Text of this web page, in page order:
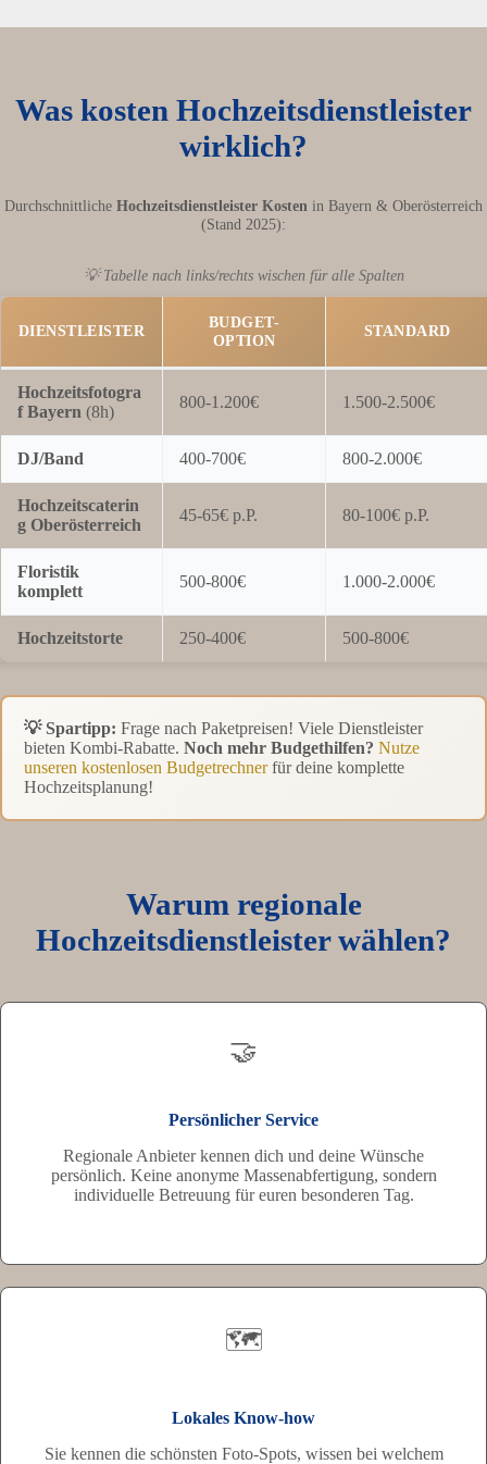
Was kosten Hochzeitsdienstleister
wirklich?
Durchschnittliche Hochzeitsdienstleister Kosten in Bayern & Oberösterreich
(Stand 2025):
💡 Tabelle nach links/rechts wischen für alle Spalten
DIENSTLEISTER
BUDGET-
OPTION
STANDARD
Hochzeitsfotogra
f Bayern (8h)
800-1.200€ 1.500-2.500€
DJ/Band 400-700€ 800-2.000€
Hochzeitscaterin
g Oberösterreich
45-65€ p.P. 80-100€ p.P.
Floristik
komplett
500-800€ 1.000-2.000€
Hochzeitstorte 250-400€ 500-800€
💡 Spartipp: Frage nach Paketpreisen! Viele Dienstleister
bieten Kombi-Rabatte. Noch mehr Budgethilfen? Nutze
unseren kostenlosen Budgetrechnerfür deine komplette
Hochzeitsplanung!
Warum regionale
Hochzeitsdienstleister wählen?
🤝
Persönlicher Service
Regionale Anbieter kennen dich und deine Wünsche
persönlich. Keine anonyme Massenabfertigung, sondern
individuelle Betreuung für euren besonderen Tag.
🗺️
Lokales Know-how
Sie kennen die schönsten Foto-Spots, wissen bei welchem